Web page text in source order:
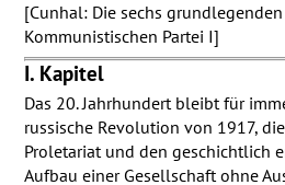
[Cunhal: Die sechs
Kommunistischen Partei I]
I. Kapitel
Das 20. Jahrhundert bleibt für
russische Revolution von 1917,
Proletariat und den geschichtlich
Aufbau einer Gesellschaft ohne